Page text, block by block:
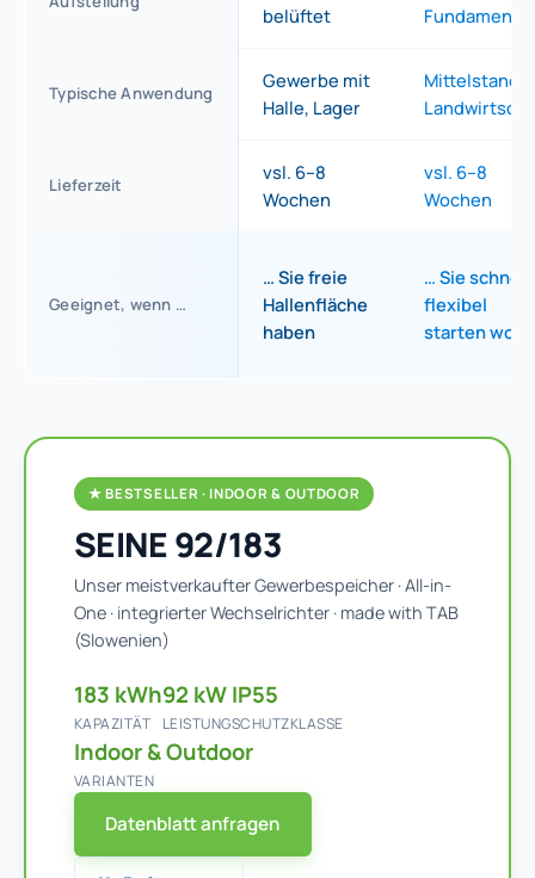
belüftet
Fundament
Typische Anwendung
Gewerbe mit
Halle, Lager
Mittelstand,
Lieferzeit
vsl. 6–8
Wochen
vsl. 6–8
Wochen
Geeignet, wenn …
… Sie freie
Hallenfläche
haben
… Sie schnell
flexibel
starten
★ BESTSELLER · INDOOR & OUTDOOR
SEINE 92/183
Unser meistverkaufter Gewerbespeicher · All-in-
One · integrierter Wechselrichter · made with TAB
(Slowenien)
183 kWh
KAPAZITÄT
92 kW
LEISTUNG
IP55
SCHUTZKLASSE
Indoor & Outdoor
VARIANTEN
Datenblatt anfragen